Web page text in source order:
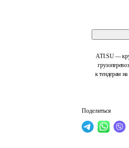
ATI.SU —
к тендерам
Поделиться